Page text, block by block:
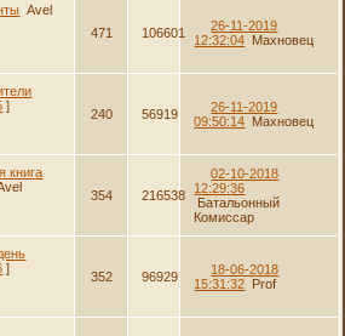
Avel
471 106601
26-11-2019
12:32:04 Махновец
]
240 56919
26-11-2019
09:50:14 Махновец
книга
354 216538
02-10-2018
12:29:36
Батальонный
Комиссар
]
352 96929
18-06-2018
15:31:32 Prof